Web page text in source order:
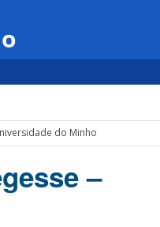
do Minho
–